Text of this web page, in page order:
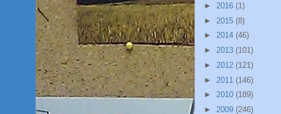
► 2016 (1)
► 2015 (8)
► 2014 (46)
► 2013 (101)
► 2012 (121)
► 2011 (146)
► 2010 (189)
► 2009 (246)